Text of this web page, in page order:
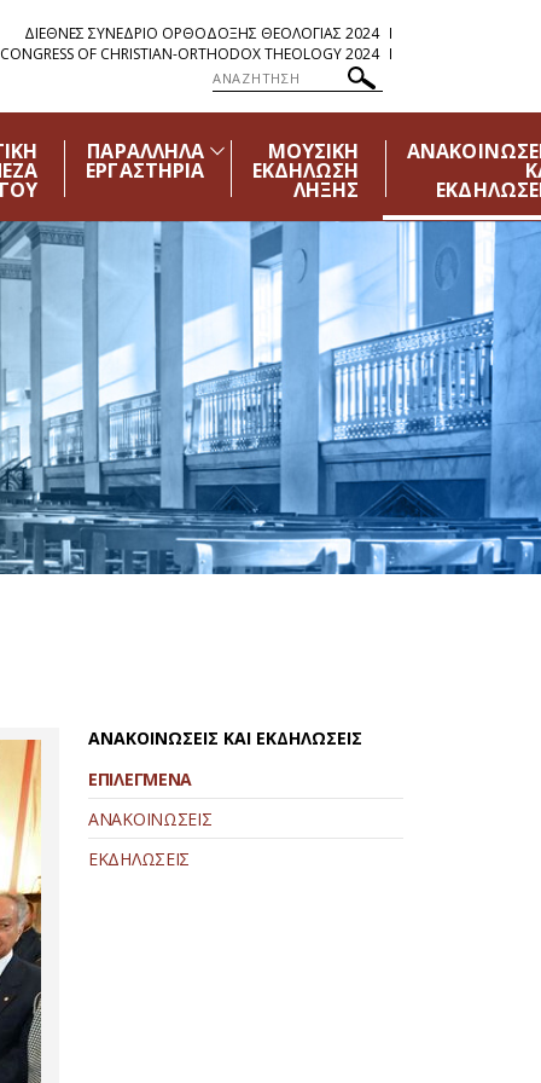
ΔΙΕΘΝΕΣ ΣΥΝΕΔΡΙΟ ΟΡΘΟΔΟΞΗΣ ΘΕΟΛΟΓΙΑΣ 2024
OF CHRISTIAN-ORTHODOX THEOLOGY 2024
ΠΑΡΑΛΛΗΛΑ
ΕΡΓΑΣΤΗΡΙΑ
ΜΟΥΣΙΚΗ
ΕΚΔΗΛΩΣΗ
ΛΗΞΗΣ
ΑΝΑΚΟΙΝΩΣΕΙΣ ΚΑΙ ΕΚΔΗΛΩΣΕΙΣ
ΕΠΙΛΕΓΜΕΝΑ
ΑΝΑΚΟΙΝΩΣΕΙΣ
ΕΚΔΗΛΩΣΕΙΣ